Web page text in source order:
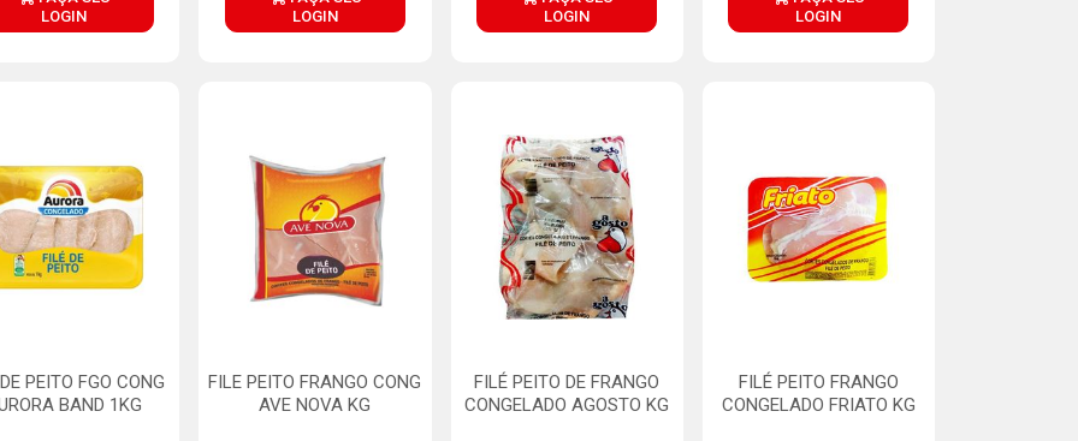
LOGIN
LOGIN
LOGIN
LOGIN
PEITO FGO CONG
BAND 1KG
FILE PEITO FRANGO CONG
AVE NOVA KG
FILÉ PEITO DE FRANGO
CONGELADO AGOSTO KG
FILÉ PEITO FRANGO
CONGELADO FRIATO KG